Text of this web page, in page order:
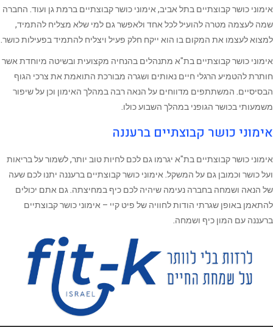
אימוני כושר קבוצתיים בתל אביב, אימוני כושר קבוצתיים ברמת גן ועוד. החברה
שמה לעצמה מטרה להועיל לכל אחד ולאפשר גם למי שלא מצליח להתמיד,
למצוא לעצמו את המקום בו הוא ייקח חלק פעיל ויצליח להתמיד בפעילות כושר.
אימוני כושר קבוצתיים בת"א מתנהלים בהנחיה מקצועית ובשיטה מיוחדת אשר
חותרת להטמיע הרגלי חיים נאותים ושגרה מבורכת התואמת את צרכי הגוף
הבסיסיים. המשתתפים מדווחים על הנאה רבה במהלך האימון וכן על שיפור
משמעותי בכושר הגופני במהלך השבוע כולו.
אימוני כושר קבוצתיים ברעננה
אימוני כושר קבוצתיים בת"א יגרמו גם לכם לחיות טוב יותר, לשמור על בריאות
ועל כושר וכמובן גם על המשקל. אימוני כושר קבוצתיים ברעננה יתנו לכם שעה
של הנאה ושמחה בחברה נעימה שיהיה לכם כיף במחיצתה. גם אתם יכולים
להתאמן באופן שגרתי הודות לחוויה של פיט קיי – אימוני כושר קבוצתיים
ברעננה עם המון כיף ושמחה.